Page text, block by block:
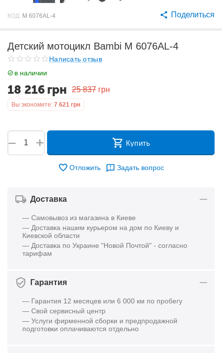
КОД: M 6076AL-4 Поделиться
Детский мотоцикл Bambi M 6076AL-4
Написать отзыв
в наличии
25 837 грн
18 216 грн
Вы экономите: 7 621 грн
+
− Купить
Отложить Задать вопрос
Доставка
— Самовывоз из магазина в Киеве
— Доставка нашим курьером на дом по Киеву и
Киевской области
— Доставка по Украине "Новой Почтой" - согласно
тарифам
Гарантия
— Гарантия 12 месяцев или 6 000 км по пробегу
— Свой сервисный центр
— Услуги фирменной сборки и предпродажной
подготовки оплачиваются отдельно